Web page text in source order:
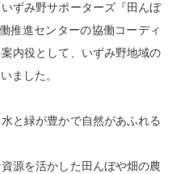
ずみ野サポーターズ『田んぼ
推進センターの協働コーディ
内役として、いずみ野地域の
ました。
と緑が豊かで自然があふれる
源を活かした田んぼや畑の農